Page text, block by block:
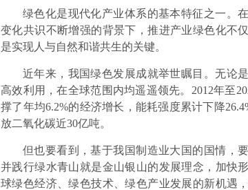
绿色化是现代化产业体系的基本特征之一。
变化共识不断增强的背景下，推进产业绿色化不
是实现人与自然和谐共生的关键。
近年来，我国绿色发展成就举世瞩目。无论
高效利用，在全球范围内均遥遥领先。2012年至
撑了年均6.2%的经济增长，能耗强度累计下降
放二氧化碳近30亿吨。
但也要看到，基于我国制造业大国的国情，
并践行绿水青山就是金山银山的发展理念，加快
球绿色经济、绿色技术、绿色产业发展的新机遇